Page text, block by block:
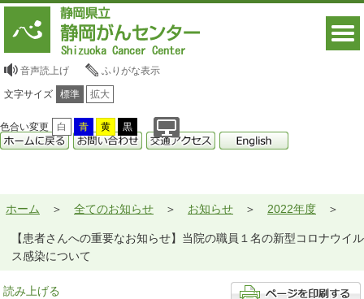
音声読上げ ふりがな表示
文字サイズ 標準 拡大
色合い変更 白 青 黄 黒
ホーム 全てのお知らせ お知らせ 2022年度
【患者さんへの重要なお知らせ】当院の職員１名の新型コロナウイル
ス感染について
読み上げる